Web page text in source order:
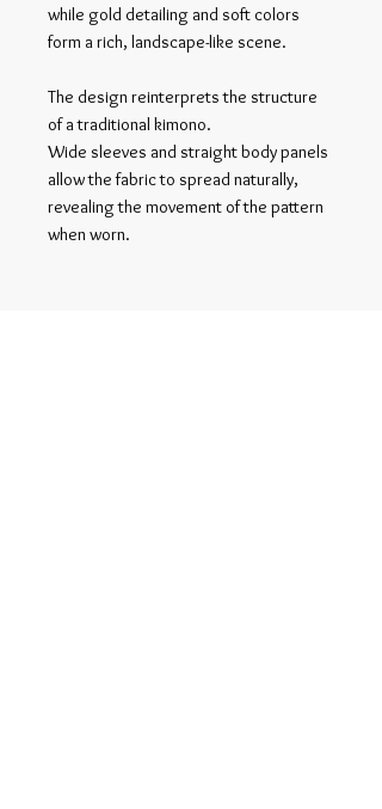
while gold detailing and soft colors
form a rich, landscape-like scene.
The design reinterprets the structure
of a traditional kimono.
Wide sleeves and straight body panels
allow the fabric to spread naturally,
revealing the movement of the pattern
when worn.